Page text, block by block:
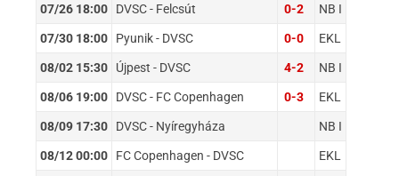
07/26 18:00 DVSC - Felcsút 0-2 NB I
07/30 18:00 Pyunik - DVSC 0-0 EKL
08/02 15:30 Újpest - DVSC 4-2 NB I
08/06 19:00 DVSC - FC Copenhagen 0-3 EKL
08/09 17:30 DVSC - Nyíregyháza NB I
08/12 00:00 FC Copenhagen - DVSC EKL